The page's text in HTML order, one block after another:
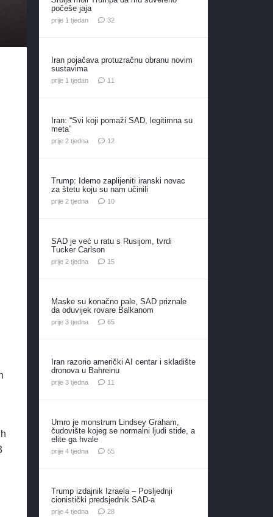
počeše jaja
prije 1 tjedan 32komentara
Iran pojačava protuzračnu obranu novim
sustavima
prije 1 tjedan 11
Iran: “Svi koji pomaži SAD, legitimna su
meta”
prije 2 tjedna 12komentara
Trump: Idemo zaplijeniti iranski novac
za štetu koju su nam učinili
prije 2 tjedna 10komentara
SAD je već u ratu s Rusijom, tvrdi
Tucker Carlson
prije 2 tjedna 15komentara
Maske su konačno pale, SAD priznale
da oduvijek rovare Balkanom
prije 3 tjedna 65komentara
Iran razorio američki AI centar i skladište
dronova u Bahreinu
prije 3 tjedna 11
Umro je monstrum Lindsey Graham,
čudovište kojeg se normalni ljudi stide, a
elite ga hvale
prije 4 tjedna 55komentara
Trump izdajnik Izraela – Posljednji
cionistički predsjednik SAD-a
prije 4 tjedna 28komentara